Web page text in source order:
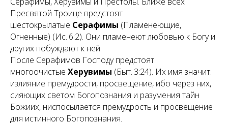
Пресвятой Троице предстоят
шестокрылатые Серафимы (Пламенеющие,
Огненные) (Ис. 6:2). Они пламенеют любовью к Богу и
других побуждают к ней.
После Серафимов Господу предстоят
многоочистые Херувимы (Быт. 3:24). Их имя значит:
излияние премудрости, просвещение, ибо через них,
сияющих светом Богопознания и разумения тайн
Божиих, ниспосылается премудрость и просвещение
для истинного Богопознания.